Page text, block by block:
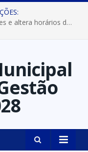
Prefeitura de Portel prorroga inscrições e altera horários dos concursos “Musa” e “Miss Mix Verão 2026”